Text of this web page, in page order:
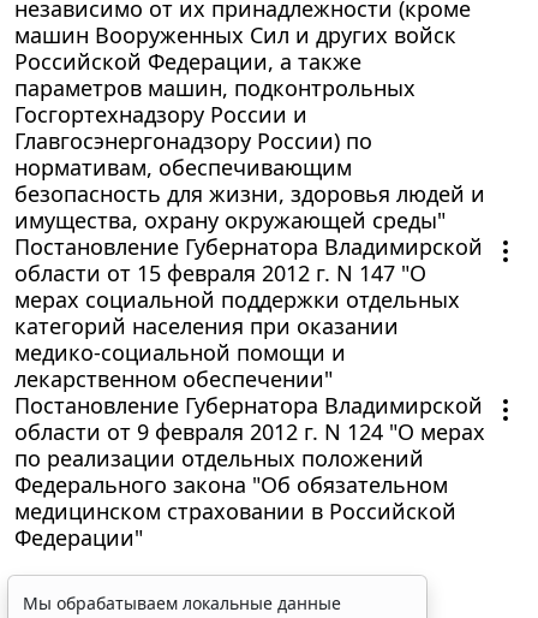
независимо от их принадлежности (кроме
машин Вооруженных Сил и других войск
Российской Федерации, а также
параметров машин, подконтрольных
Госгортехнадзору России и
Главгосэнергонадзору России) по
нормативам, обеспечивающим
безопасность для жизни, здоровья людей и
имущества, охрану окружающей среды"
Постановление Губернатора Владимирской
области от 15 февраля 2012 г. N 147 "О
мерах социальной поддержки отдельных
категорий населения при оказании
медико-социальной помощи и
лекарственном обеспечении"
Постановление Губернатора Владимирской
области от 9 февраля 2012 г. N 124 "О мерах
по реализации отдельных положений
Федерального закона "Об обязательном
медицинском страховании в Российской
Федерации"
Мы обрабатываем локальные данные